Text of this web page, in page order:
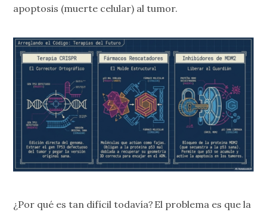
apoptosis (muerte celular) al tumor.
¿Por qué es tan difícil todavía? El problema es que la